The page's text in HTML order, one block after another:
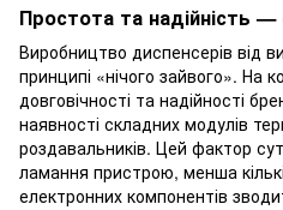
Простота та надійність —
Виробництво диспенсерів від
принципі «нічого зайвого». На
довговічності та надійності
наявності складних модулів
роздавальників. Цей фактор
ламання пристрою, менша
електронних компонентів